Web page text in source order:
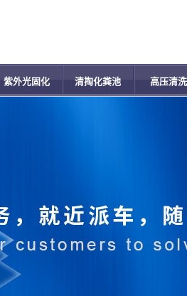
紫外光固化 清掏化粪池 高压清洗